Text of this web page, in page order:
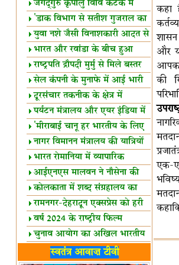
स्थल घोषित
जगद्गुरु कृपालु विवि कटक में
शैक्षिक सत्र शुरू
'डाक विभाग से सतीश गुजराल का
रिश्ता गहरा'
युवा नशे जैसी विनाशकारी आदत से
दूर रहें-मोदी
भारत और रवांडा के बीच हुआ
व्यापार विस्तार
राष्ट्रपति द्रौपदी मुर्मु से मिले बस्तर
के प्रतिनिधि
सेल कंपनी के मुनाफे में आई भारी
उछाल!
दूरसंचार तकनीक के क्षेत्र में
उत्कृष्टता पुरस्कार
पर्यटन मंत्रालय और एयर इंडिया में
समझौता
'मीराबाई चानू हर भारतीय के लिए
प्रेरणा'
नागर विमानन मंत्रालय की यात्रियों
को सलाह
भारत रोमानिया में व्यापारिक
साझेदारियां
आईएनएस मालवन ने नौसेना की
ताकत बढ़ाई
कोलकाता में शब्द संग्रहालय का
उद्घाटन
रामनगर-देहरादून एक्सप्रेस को हरी
झंडीवर्ष 2024 के राष्ट्रीय फिल्म
पुरस्कारों की घोषणा
चुनाव आयोग का अखिल भारतीय
मीडिया सम्मेलन
भारत में केवड़े का अस्तित्‍व 24
स्वतंत्र आवाज़ टीवी
कहा
और
की
एक-